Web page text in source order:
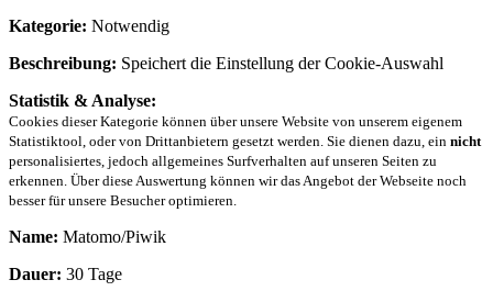
Kategorie: Notwendig
Beschreibung: Speichert die Einstellung der Cookie-Auswahl
Statistik & Analyse:
Cookies dieser Kategorie können über unsere Website von unserem eigenem
Statistiktool, oder von Drittanbietern gesetzt werden. Sie dienen dazu, ein nicht
personalisiertes, jedoch allgemeines Surfverhalten auf unseren Seiten zu
erkennen. Über diese Auswertung können wir das Angebot der Webseite noch
besser für unsere Besucher optimieren.
Name: Matomo/Piwik
Dauer: 30 Tage